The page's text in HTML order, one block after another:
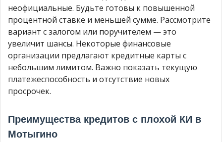
неофициальные. Будьте готовы к повышенной
процентной ставке и меньшей сумме. Рассмотрите
вариант с залогом или поручителем — это
увеличит шансы. Некоторые финансовые
организации предлагают кредитные карты с
небольшим лимитом. Важно показать текущую
платежеспособность и отсутствие новых
просрочек.
Преимущества кредитов с плохой КИ в
Мотыгино